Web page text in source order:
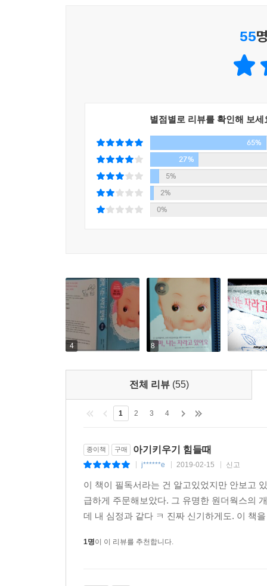
생활이 훨씬 즐거워졌으며, 아기를 도와줄 수 있
발달을 촉진시켜 줄 수 있는 조언들로 가득 차 있다.
설명하고 있는 책이다.
독일아마존 독자서평에서
55
별점별로 리뷰를 확인해 보세
65%
27%
5%
2%
0%
4 8
전체 리뷰 (55)
1 2 3 4
종이책 구매 아기키우기 힘들때
j******e 2019-02-15 신고
이 책이 필독서라는 건 알고있었지만 안보고
급하게 주문해보았다. 그 유명한 원더웍스의
데 내 심정과 같다 ㅋ 진짜 신기하게도. 이 책
1명이 이 리뷰를 추천합니다.